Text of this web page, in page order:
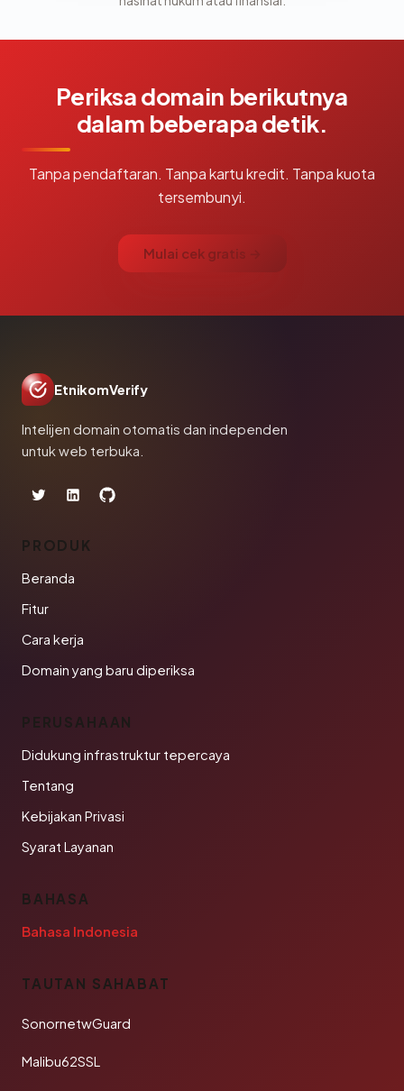
Periksa domain berikutnya
dalam beberapa detik.
Tanpa pendaftaran. Tanpa kartu kredit. Tanpa kuota
tersembunyi.
Mulai cek gratis →
EtnikomVerify
Intelijen domain otomatis dan independen
untuk web terbuka.
PRODUK
Beranda
Fitur
Cara kerja
Domain yang baru diperiksa
PERUSAHAAN
Didukung infrastruktur tepercaya
Tentang
Kebijakan Privasi
Syarat Layanan
BAHASA
Bahasa Indonesia
TAUTAN SAHABAT
SonornetwGuard
Malibu62SSL